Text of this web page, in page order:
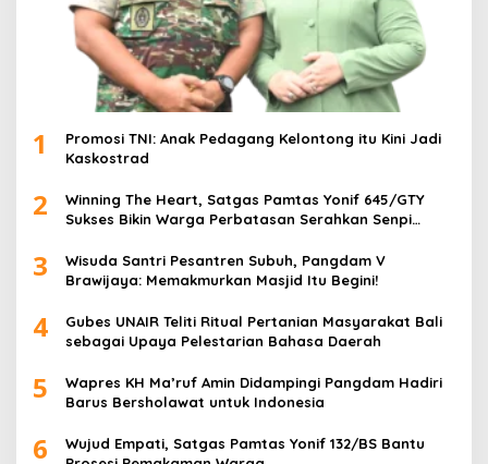
1
Promosi TNI: Anak Pedagang Kelontong itu Kini Jadi
Kaskostrad
2
Winning The Heart, Satgas Pamtas Yonif 645/GTY
Sukses Bikin Warga Perbatasan Serahkan Senpi
3
Wisuda Santri Pesantren Subuh, Pangdam V
Brawijaya: Memakmurkan Masjid Itu Begini!
4
Gubes UNAIR Teliti Ritual Pertanian Masyarakat Bali
sebagai Upaya Pelestarian Bahasa Daerah
5
Wapres KH Ma’ruf Amin Didampingi Pangdam Hadiri
Barus Bersholawat untuk Indonesia
6
Wujud Empati, Satgas Pamtas Yonif 132/BS Bantu